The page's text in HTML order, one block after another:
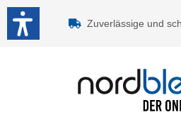
Zum Hauptinhalt springen
Zuverlässige und